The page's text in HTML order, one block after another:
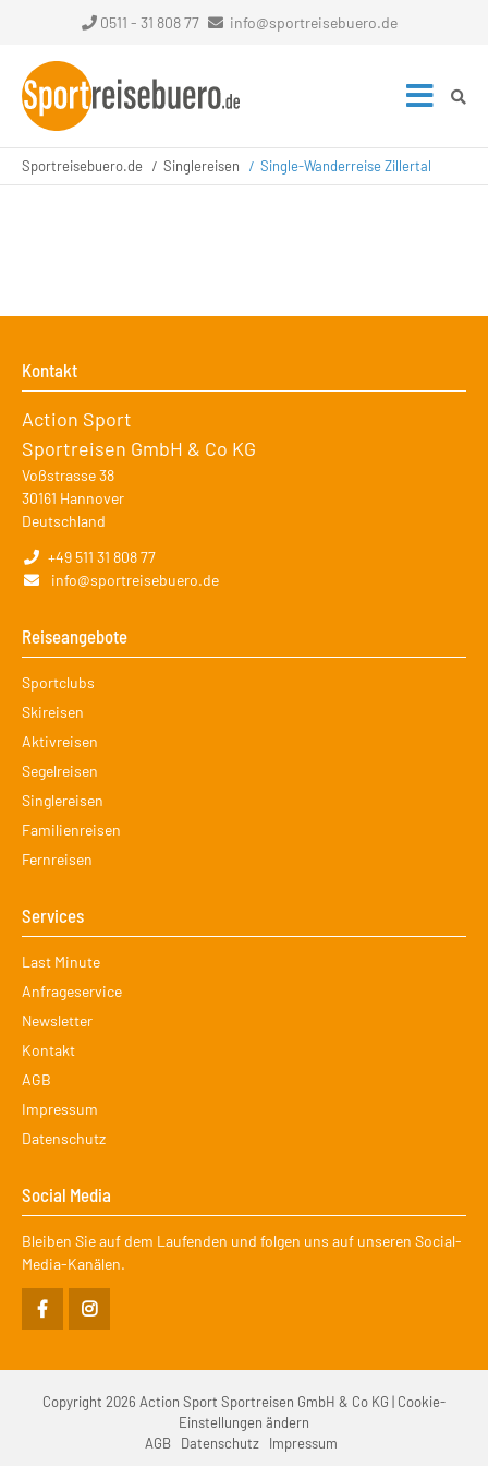
0511 - 31 808 77 info@sportreisebuero.de
Sportreisebuero.de Singlereisen Single-Wanderreise Zillertal
Kontakt
Action Sport
Sportreisen GmbH & Co KG
Voßstrasse 38
30161 Hannover
Deutschland
+49 511 31 808 77
info@sportreisebuero.de
Reiseangebote
Navigation
überspringen
Sportclubs
Skireisen
Aktivreisen
Segelreisen
Singlereisen
Familienreisen
Fernreisen
Services
Navigation
überspringen
Last Minute
Anfrageservice
Newsletter
Kontakt
AGB
Impressum
Datenschutz
Social Media
Bleiben Sie auf dem Laufenden und folgen uns auf unseren Social-
Media-Kanälen.
Copyright 2026 Action Sport Sportreisen GmbH & Co KG | Cookie-
Einstellungen ändern
Navigation
AGB Datenschutz Impressum